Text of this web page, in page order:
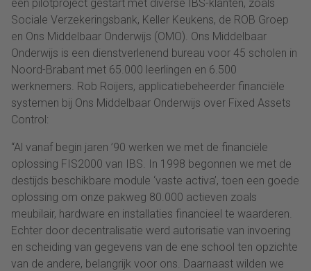
een pilotproject gestart met diverse IBS-klanten, zoals
Sociale Verzekeringsbank, Keller Keukens, de ROB Groep
en Ons Middelbaar Onderwijs (OMO). Ons Middelbaar
Onderwijs is een dienstverlenend bureau voor 45 scholen in
Noord-Brabant met 65.000 leerlingen en 6.500
werknemers. Rob Roijers, applicatiebeheerder financiële
systemen bij Ons Middelbaar Onderwijs over Fixed Assets
Control:
“Al vanaf begin jaren ’90 werken we met de financiële
oplossing FIS2000 van IBS. In 1998 begonnen we met de
destijds beschikbare module ‘vaste activa’, toen een goede
oplossing om onze pakweg 80.000 actieven zoals
meubilair, hardware en installaties financieel te waarderen.
Echter door decentralisatie werd autorisatie van invoering
en scheiding van gegevens van de ene school ten opzichte
van de andere, belangrijk voor ons. Daarnaast wilden we